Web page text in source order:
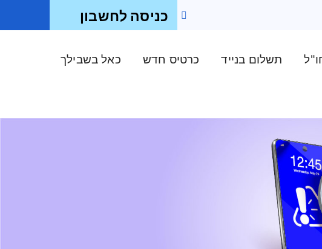
תשלום בנייד כרטיס חדש כאל בשבילך
כניסה לחשבון